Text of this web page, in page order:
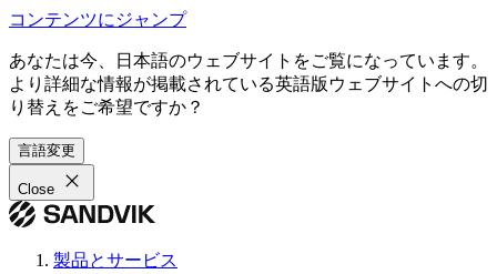
コンテンツにジャンプ
あなたは今、日本語のウェブサイトをご覧になっています。
より詳細な情報が掲載されている英語版ウェブサイトへの切
り替えをご希望ですか？
言語変更
Close
製品とサービス